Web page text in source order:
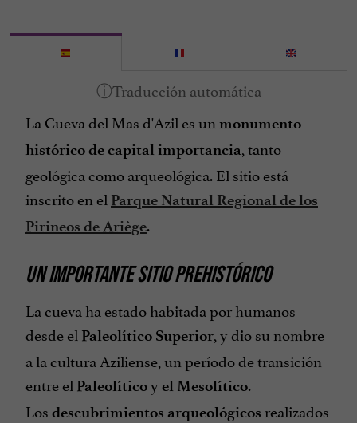
La Cueva del Mas d'Azil es un monumento
histórico de capital importancia, tanto
geológica como arqueológica.El sitio está
inscrito en el Parque Natural Regional de los
Pirineos de Ariège.
UN IMPORTANTE SITIO PREHISTÓRICO
La cueva ha estado habitada por humanos
desde el Paleolítico Superior, y dio su nombre
a la cultura Aziliense, un período de transición
entre el Paleolíticoy el Mesolítico.
Los descubrimientos arqueológicos realizados